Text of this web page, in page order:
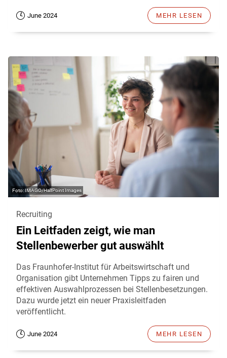
June 2024 MEHR LESEN
IMAGO/HalfPoint Images
Recruiting
Ein Leitfaden zeigt, wie man
Stellenbewerber gut auswählt
Das Fraunhofer-Institut für Arbeitswirtschaft und
Organisation gibt Unternehmen Tipps zu fairen und
effektiven Auswahlprozessen bei Stellenbesetzungen.
Dazu wurde jetzt ein neuer Praxisleitfaden
veröffentlicht.
June 2024 MEHR LESEN